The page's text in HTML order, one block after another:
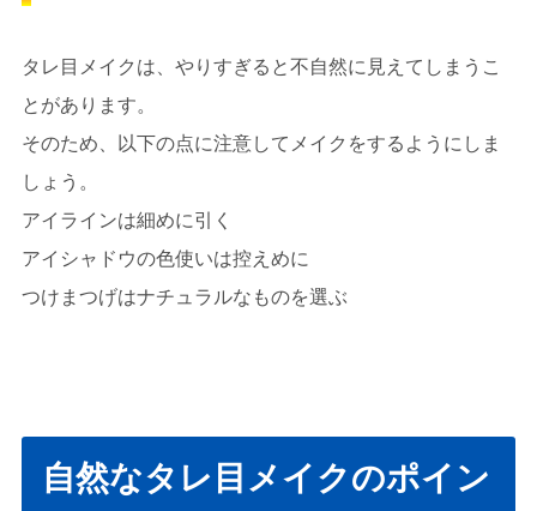
タレ目メイクは、やりすぎると不自然に見えてしまうこ
とがあります。
そのため、以下の点に注意してメイクをするようにしま
しょう。
アイラインは細めに引く
アイシャドウの色使いは控えめに
つけまつげはナチュラルなものを選ぶ
自然なタレ目メイクのポイン